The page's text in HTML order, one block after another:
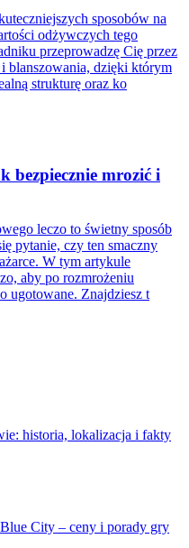
sposobów na
odżywczych tego
przeprowadzę Cię przez
blanszowania, dzięki którym
strukturę oraz ko
bezpiecznie mrozić i
leczo to świetny sposób
pytanie, czy ten smaczny
W tym artykule
aby po rozmrożeniu
ugotowane. Znajdziesz t
historia, lokalizacja i fakty
City – ceny i porady gry